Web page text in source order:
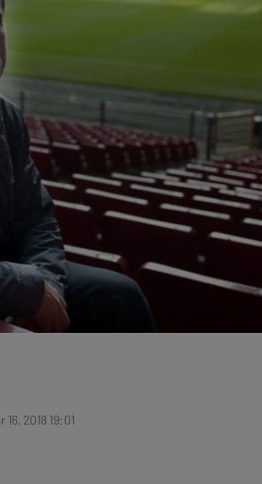
2018 19:01